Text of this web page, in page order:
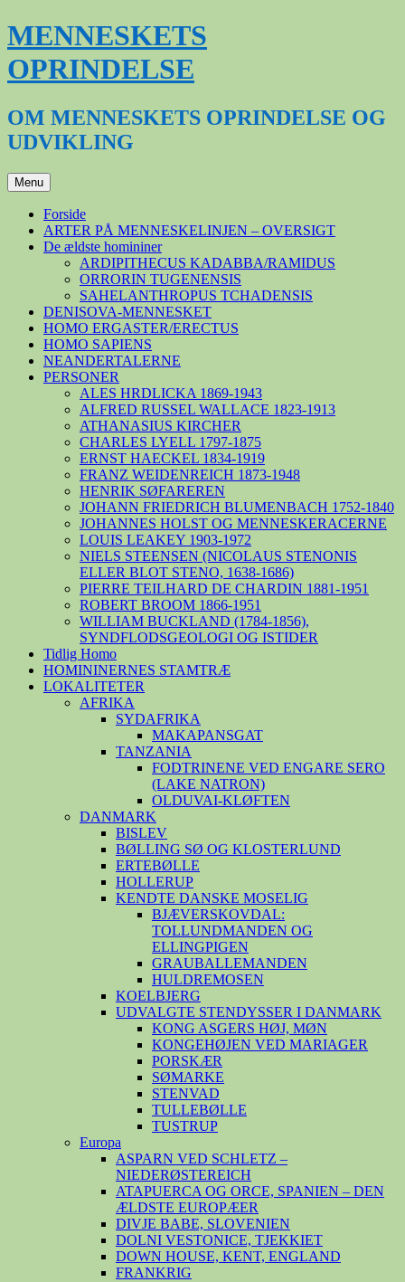
Hop
til
indhold
MENNESKETS
OPRINDELSE
OM MENNESKETS OPRINDELSE OG
UDVIKLING
Menu
Forside
ARTER PÅ MENNESKELINJEN – OVERSIGT
De ældste homininer
ARDIPITHECUS KADABBA/RAMIDUS
ORRORIN TUGENENSIS
SAHELANTHROPUS TCHADENSIS
DENISOVA-MENNESKET
HOMO ERGASTER/ERECTUS
HOMO SAPIENS
NEANDERTALERNE
PERSONER
ALES HRDLICKA 1869-1943
ALFRED RUSSEL WALLACE 1823-1913
ATHANASIUS KIRCHER
CHARLES LYELL 1797-1875
ERNST HAECKEL 1834-1919
FRANZ WEIDENREICH 1873-1948
HENRIK SØFAREREN
JOHANN FRIEDRICH BLUMENBACH 1752-1840
JOHANNES HOLST OG MENNESKERACERNE
LOUIS LEAKEY 1903-1972
NIELS STEENSEN (NICOLAUS STENONIS
ELLER BLOT STENO, 1638-1686)
PIERRE TEILHARD DE CHARDIN 1881-1951
ROBERT BROOM 1866-1951
WILLIAM BUCKLAND (1784-1856),
SYNDFLODSGEOLOGI OG ISTIDER
Tidlig Homo
HOMININERNES STAMTRÆ
LOKALITETER
AFRIKA
SYDAFRIKA
MAKAPANSGAT
TANZANIA
FODTRINENE VED ENGARE SERO
(LAKE NATRON)
OLDUVAI-KLØFTEN
DANMARK
BISLEV
BØLLING SØ OG KLOSTERLUND
ERTEBØLLE
HOLLERUP
KENDTE DANSKE MOSELIG
BJÆVERSKOVDAL:
TOLLUNDMANDEN OG
ELLINGPIGEN
GRAUBALLEMANDEN
HULDREMOSEN
KOELBJERG
UDVALGTE STENDYSSER I DANMARK
KONG ASGERS HØJ, MØN
KONGEHØJEN VED MARIAGER
PORSKÆR
SØMARKE
STENVAD
TULLEBØLLE
TUSTRUP
Europa
ASPARN VED SCHLETZ –
NIEDERØSTEREICH
ATAPUERCA OG ORCE, SPANIEN – DEN
ÆLDSTE EUROPÆER
DIVJE BABE, SLOVENIEN
DOLNI VESTONICE, TJEKKIET
DOWN HOUSE, KENT, ENGLAND
FRANKRIG